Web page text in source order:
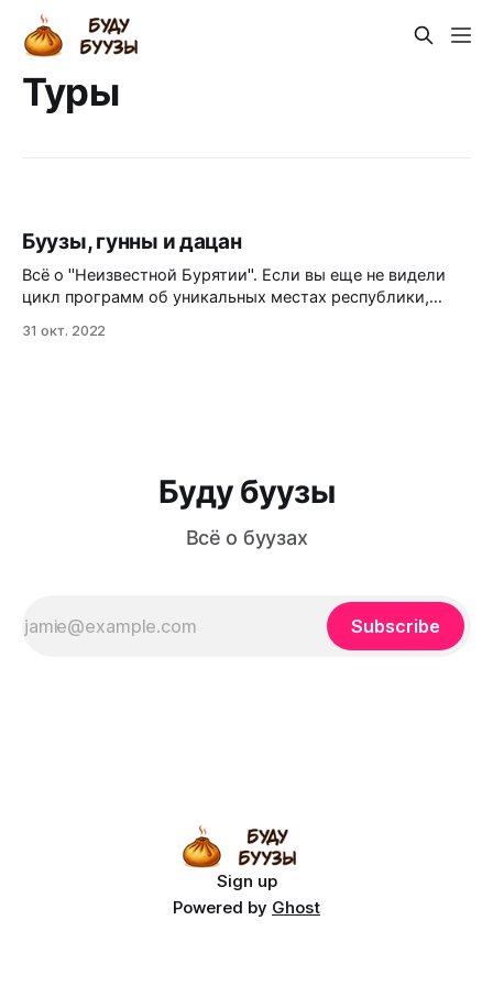
Туры
Буузы, гунны и дацан
Всё о "Неизвестной Бурятии". Если вы еще не видели
цикл программ об уникальных местах республики,
зрителей. Поэтому подготовили для вас специальное
31 окт. 2022
Буду буузы
Всё о буузах
Subscribe
Sign up
Powered by Ghost